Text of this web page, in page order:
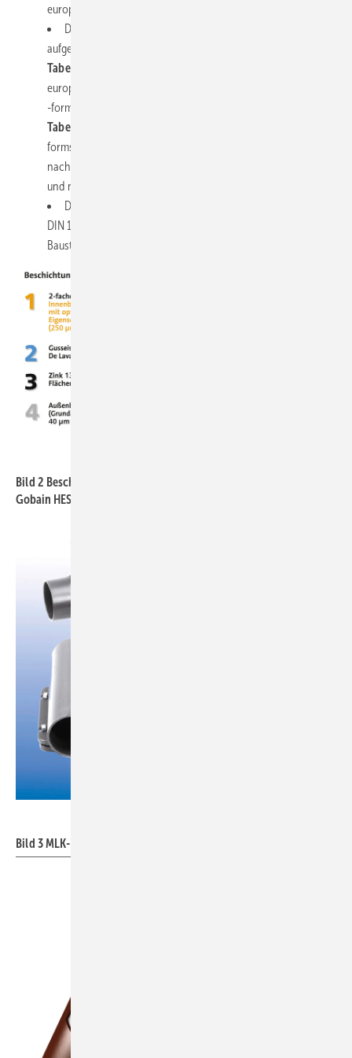
europäischen Regelungen angepasst.
Die Tabelle 1 aus der alten DIN 1986-4 wurde wie folgt
aufgeteilt:
Tabelle 1:
europäischen Normen (hEN) hergestellten Abwasserrohre und
-formstücke für den Neubau und die Erneuerung
Tabelle 2:
formstücke für den Neubau und die Erneuerung, hergestellt
nach nicht harmonisierten europäischen Normen (DIN EN)
und nationalen Normen (DIN).
Die Informationen zur Aufteilung der Tabelle 1 aus der alten
DIN 1986-4 sind in Abschnitt 6 „Brandverhalten von
Baustoffen“ der aktualisierten Fassung enthalten.
Bild 2 Beschichtungsaufbau PAM-Global-Plus-Rohre, Firma Saint
Gobain HES.
Bild 3MLK-Protec-Formstücke.